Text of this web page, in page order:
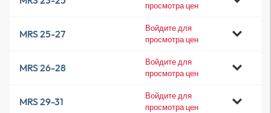
просмотра цен
MRS 25-27
Войдите для
просмотра цен
MRS 26-28
Войдите для
просмотра цен
MRS 29-31
Войдите для
просмотра цен